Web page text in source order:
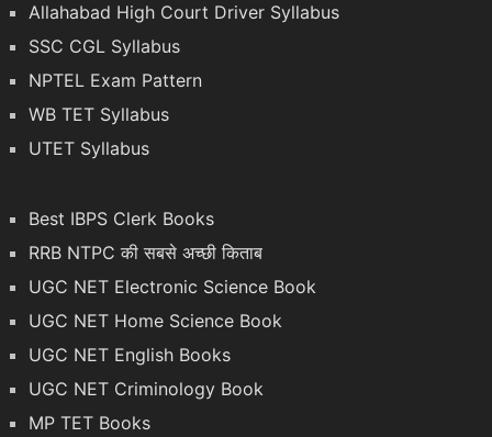
Allahabad High Court Driver Syllabus
SSC CGL Syllabus
NPTEL Exam Pattern
WB TET Syllabus
UTET Syllabus
Best IBPS Clerk Books
RRB NTPC की सबसे अच्छी किताब
UGC NET Electronic Science Book
UGC NET Home Science Book
UGC NET English Books
UGC NET Criminology Book
MP TET Books